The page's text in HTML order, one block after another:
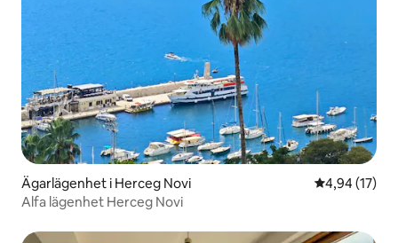
Ägarlägenhet i Herceg Novi 4,94 av 5 i
4,94 (17)
Alfa lägenhet Herceg Novi